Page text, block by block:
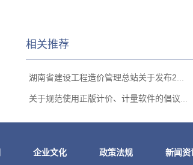
相关推荐
湖南省建设工程造价管理总站关于发布2...
关于规范使用正版计价、计量软件的倡议...
企业文化 政策法规 新闻资